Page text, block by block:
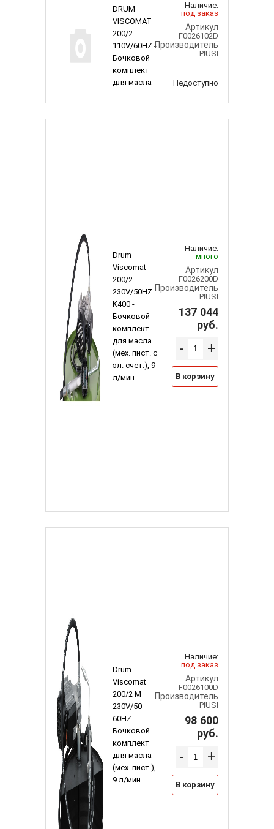
DRUM
VISCOMAT
200/2
110V/60HZ -
Бочковой
комплект
для масла
Наличие:
под заказ
Артикул
F0026102D
Производитель
PIUSI
Недоступно
Drum
Viscomat
200/2
230V/50HZ
K400 -
Бочковой
комплект
для масла
(мех. пист. с
эл. счет.), 9
л/мин
Наличие:
много
Артикул
F0026200D
Производитель
PIUSI
137 044
руб.
- +
В корзину
Drum
Viscomat
200/2 M
230V/50-
60HZ -
Бочковой
комплект
для масла
(мех. пист.),
9 л/мин
Наличие:
под заказ
Артикул
F0026100D
Производитель
PIUSI
98 600
руб.
- +
В корзину